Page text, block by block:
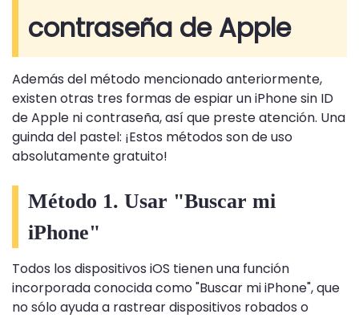
contraseña de Apple
Además del método mencionado anteriormente,
existen otras tres formas de espiar un iPhone sin ID
de Apple ni contraseña, así que preste atención. Una
guinda del pastel: ¡Estos métodos son de uso
absolutamente gratuito!
Método 1. Usar "Buscar mi
iPhone"
Todos los dispositivos iOS tienen una función
incorporada conocida como "Buscar mi iPhone", que
no sólo ayuda a rastrear dispositivos robados o